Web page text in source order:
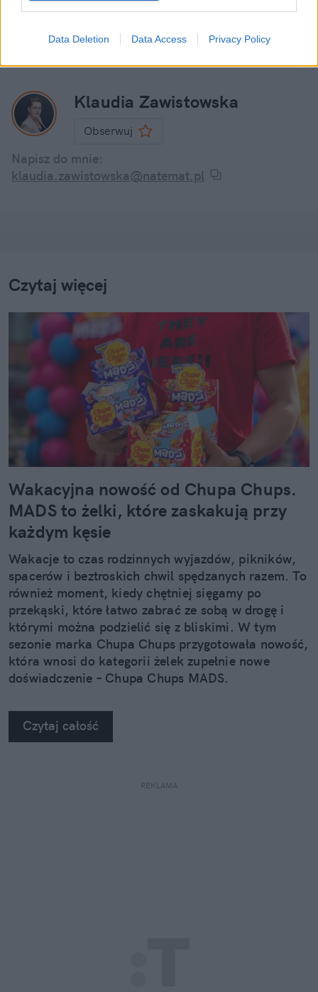
Data Deletion Data Access Privacy Policy
Klaudia Zawistowska
Obserwuj
Napisz do mnie:
klaudia.zawistowska@natemat.pl
Czytaj więcej
Wakacyjna nowość od Chupa Chups.
MADS to żelki, które zaskakują przy
każdym kęsie
Wakacje to czas rodzinnych wyjazdów, pikników,
spacerów i beztroskich chwil spędzanych razem. To
również moment, kiedy chętniej sięgamy po
przekąski, które łatwo zabrać ze sobą w drogę i
którymi można podzielić się z bliskimi. W tym
sezonie marka Chupa Chups przygotowała nowość,
która wnosi do kategorii żelek zupełnie nowe
doświadczenie – Chupa Chups MADS.
Czytaj całość
REKLAMA